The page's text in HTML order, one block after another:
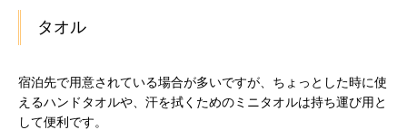
タオル
宿泊先で用意されている場合が多いですが、ちょっとした時に使
えるハンドタオルや、汗を拭くためのミニタオルは持ち運び用と
して便利です。